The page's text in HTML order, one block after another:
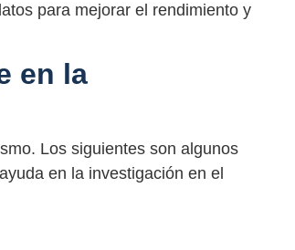
para mejorar el rendimiento y
en la
Los siguientes son algunos
en la investigación en el